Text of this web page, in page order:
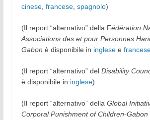
cinese, francese, spagnolo)
(Il report “alternativo” della Fédération
Associations des et pour Personnes
Gabon è disponibile in inglesee
(Il report “alternativo” del Disability
è disponibile in inglese)
(Il report “alternativo” della Global
Corporal Punishment of Children-Gabon